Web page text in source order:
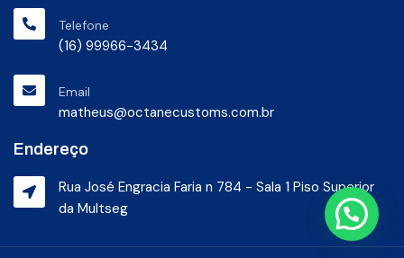
Telefone
(16) 99966-3434
Email
matheus@octanecustoms.com.br
Endereço
Rua José Engracia Faria n 784 - Sala 1 Piso Superior
da Multseg